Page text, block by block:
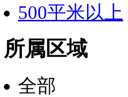
500平米以上
所属区域
全部